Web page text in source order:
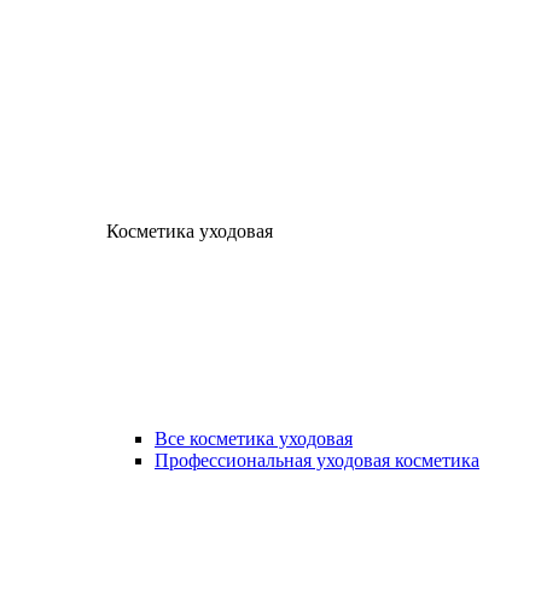
Косметика уходовая
Все косметика уходовая
Профессиональная уходовая косметика